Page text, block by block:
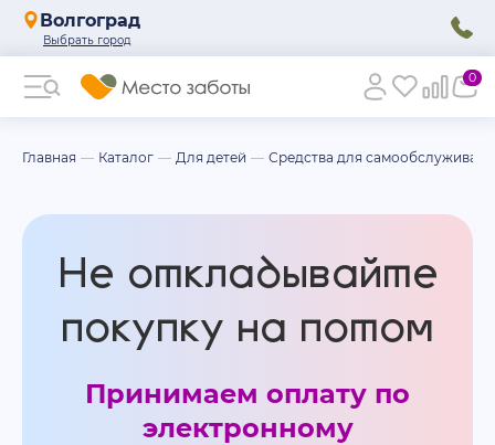
Волгоград
0
Главная Каталог Для детей Средства для
Не откладывайте
покупку на потом
Принимаем оплату по
электронному